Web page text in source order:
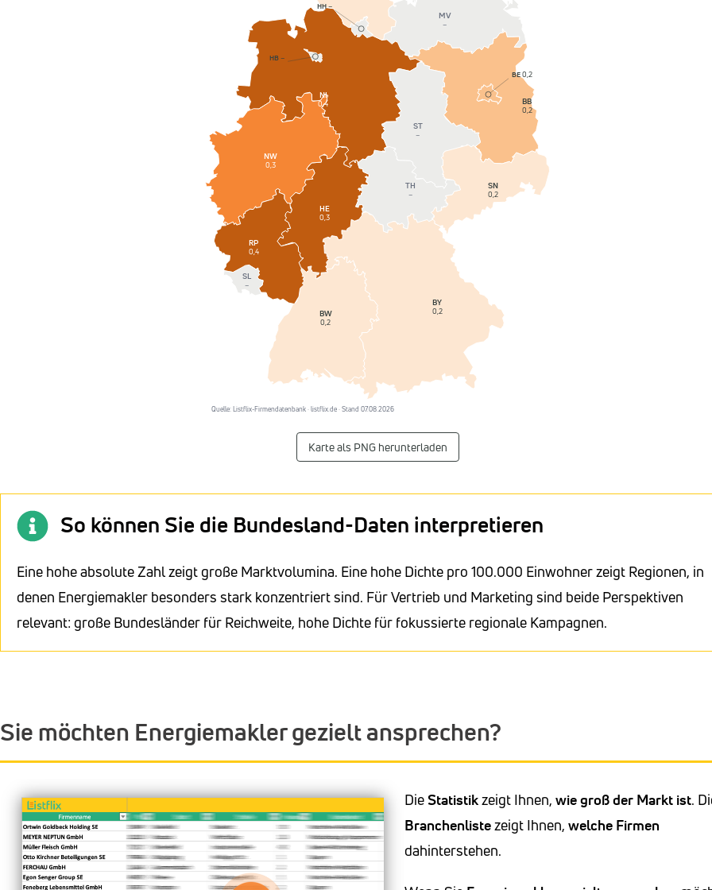
BW
0,2
BY
0,2
BB
0,2
HE
0,3
MV
–
NI
0,4
NW
0,3
RP
0,4
SL
–
ST
–
SN
0,2
TH
–
BE0,2
HB–
HH–
Quelle: Listflix-Firmendatenbank · listflix.de · Stand 07.08.2026
Karte als PNG herunterladen
So können Sie die Bundesland-Daten interpretieren
Eine hohe absolute Zahl zeigt große Marktvolumina. Eine hohe Dichte pro 100.000 Einwohner zeigt Regionen, in
denen Energiemakler besonders stark konzentriert sind. Für Vertrieb und Marketing sind beide Perspektiven
relevant: große Bundesländer für Reichweite, hohe Dichte für fokussierte regionale Kampagnen.
Sie möchten Energiemakler gezielt ansprechen?
DieStatistikzeigt Ihnen,wie groß der Markt ist.
Branchenlistezeigt Ihnen,welche Firmen
dahinterstehen.